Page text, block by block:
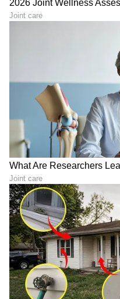
ಎಲೆಕ್ಟ್ರಾನಿಕ್, ಡಿಜಿಟಲ್
ವರ್ಷಗಳ ಅನುಭವ. ಊರು
ಸ್ಟಾರ್ ಸ್ಪೋರ್ಟ್ಸ್‌ನಲ್ಲಿ
ರಾಷ್ಟ್ರೀಯ,
ಸ್ಪೋರ್ಟ್ಸ್..ಏನೇ ಕೊಟ್ಟರೂ
ತಮಿಳಗ ವೆಟ್ರಿ
ಕನ್ನಡ ಸಿನಿಮಾ (
ಕಾರ್ಯಕ್ರಮಗಳು (
ಸುದ್ದಿಗಳು ಮತ್ತು
ಸುವರ್ಣ ನ್ಯೂಸ್‌ನಲ್ಲಿ
ಸಿನಿಮಾ ವಿಮರ್ಶೆಗಳು (
ತಾರೆಯರ
ತೆರೆಮರೆಯ ಕಥೆಗಳು,
ಮಾಹಿತಿಯೂ ಇಲ್ಲಿದೆ.